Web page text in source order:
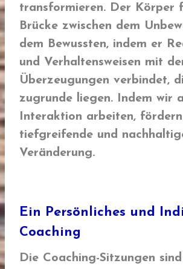
transformieren. Der Körper
Brücke zwischen dem
dem Bewussten, indem er
und Verhaltensweisen mit
Überzeugungen verbindet,
zugrunde liegen. Indem wir
Interaktion arbeiten,
tiefgreifende und
Veränderung.
Ein Persönliches und
Coaching
Die Coaching-Sitzungen sind